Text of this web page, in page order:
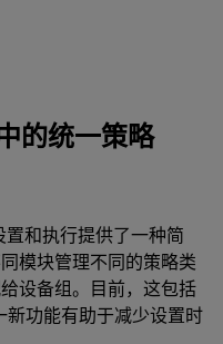
的统一策略
置和执行提供了一种简
模块管理不同的策略类
设备组。目前，这包括
新功能有助于减少设置时